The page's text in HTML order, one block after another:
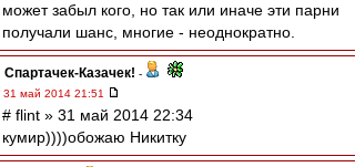
может забыл кого, но так или иначе эти парни
получали шанс, многие - неоднократно.
Спартачек-Казачек! -
31 май 2014 21:51
# flint » 31 май 2014 22:34
кумир))))обожаю Никитку